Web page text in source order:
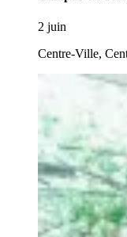
2 juin
Centre-Ville,